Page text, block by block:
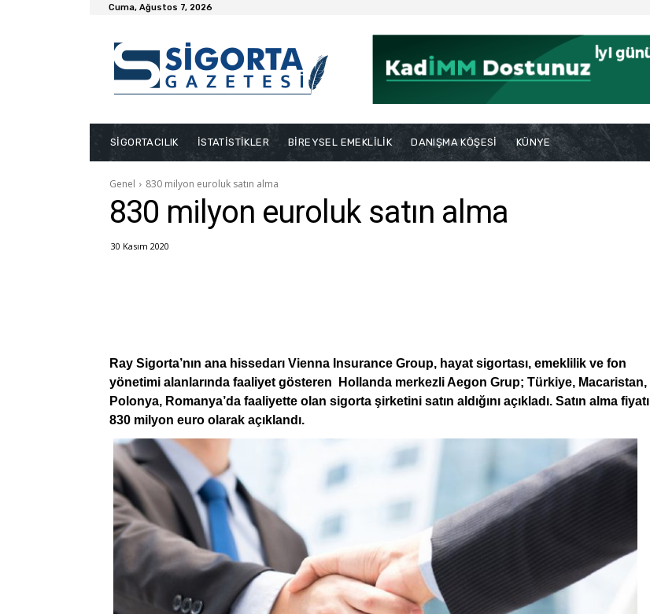
Cuma, Ağustos 7, 2026
SİGORTACILIK İSTATİSTİKLER BİREYSEL EMEKLİLİK DANIŞMA KÖŞESİ KÜNYE
Genel 830 milyon euroluk satın alma
830 milyon euroluk satın alma
30 Kasım 2020
Ray Sigorta’nın ana hissedarı Vienna Insurance Group, hayat sigortası, emeklilik ve fon
yönetimi alanlarında faaliyet gösteren Hollanda merkezli Aegon Grup; Türkiye, Macaristan,
Polonya, Romanya’da faaliyette olan sigorta şirketini satın aldığını açıkladı. Satın alma fiyatı
830 milyon euro olarak açıklandı.